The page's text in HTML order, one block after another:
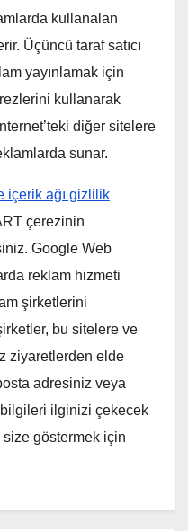
kullanalan
Üçüncü taraf satıcı
yayınlamak için
kullanarak
diğer sitelere
sunar.
içerik ağı gizlilik
çerezinin
Google Web
reklam hizmeti
şirketlerini
bu sitelere ve
ziyaretlerden elde
adresiniz veya
bilgileri ilginizi çekecek
size göstermek için